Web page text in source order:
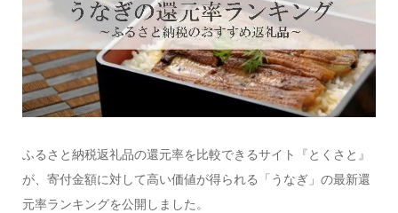
ふるさと納税返礼品の還元率を比較できるサイト『とくさと』
が、寄付金額に対して高い価値が得られる「うなぎ」の最新還
元率ランキングを公開しました。